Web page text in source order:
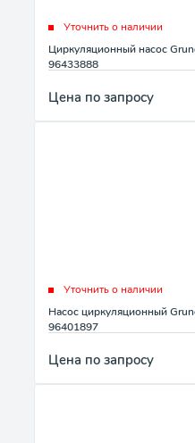
Уточнить о наличии
Циркуляционный насос
96433888
Цена по запросу
Уточнить о наличии
Насос циркуляционный
96401897
Цена по запросу